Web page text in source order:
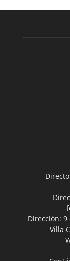
Dirección: 9
Villa